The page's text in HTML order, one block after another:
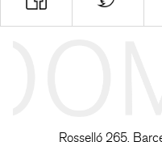
Rosselló 265,